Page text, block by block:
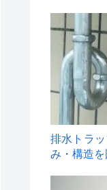
1
排水トラ
み・構造を